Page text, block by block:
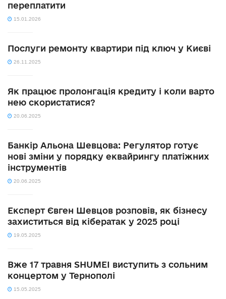
переплатити
15.01.2026
Послуги ремонту квартири під ключ у Києві
26.11.2025
Як працює пролонгація кредиту і коли варто
нею скористатися?
20.06.2025
Банкір Альона Шевцова: Регулятор готує
нові зміни у порядку еквайрингу платіжних
інструментів
20.06.2025
Експерт Євген Шевцов розповів, як бізнесу
захиститься від кібератак у 2025 році
19.05.2025
Вже 17 травня SHUMEI виступить з сольним
концертом у Тернополі
15.05.2025